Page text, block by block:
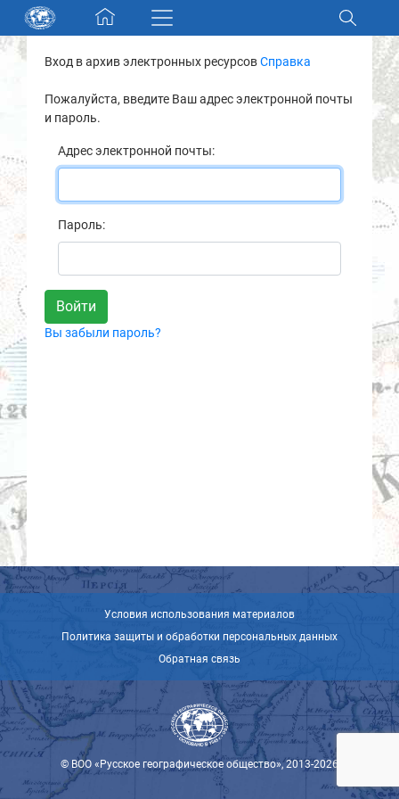
Skip navigation
Разделы и коллекции
Электронный каталог
Новости
О нас
Контакты
Партнеры
Вход в архив электронных ресурсовСправка
Пожалуйста, введите Ваш адрес электронной почты
и пароль.
Адрес электронной почты:
Пароль:
Вы забыли пароль?
Условия использования материалов
Политика защиты и обработки персональных данных
Обратная связь
© ВОО «Русское географическое общество», 2013-2026